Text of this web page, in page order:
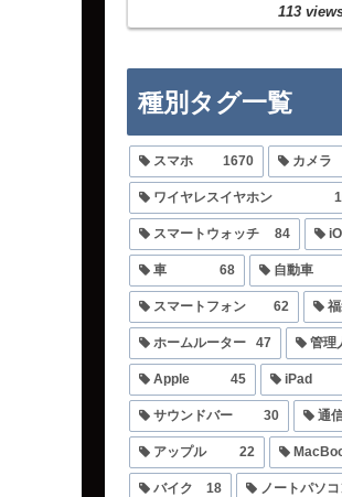
113
種別タグ一覧
スマホ 1670 カメラ
ワイヤレスイヤホン
スマートウォッチ 84
車 68 自動車
スマートフォン 62 福
ホームルーター 47 管理
Apple 45 iPad
サウンドバー 30 通
アップル 22
バイク 18 ノートパソ